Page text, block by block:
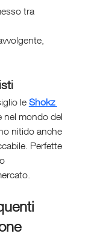
tra
le Shokz
nel mondo del
nitido anche
Perfette